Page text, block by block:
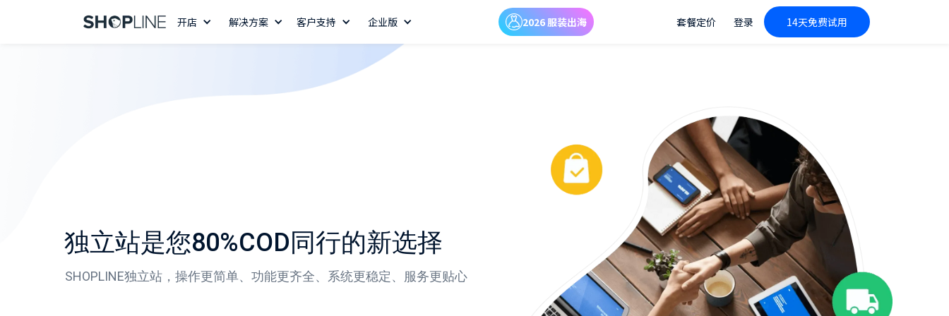
开店 解决方案 客户支持 企业版 2026 服装出海 套餐定价 登录 14天免费试用
独立站是您80%COD同行的新选择
SHOPLINE独立站，操作更简单、功能更齐全、系统更稳定、服务更贴心